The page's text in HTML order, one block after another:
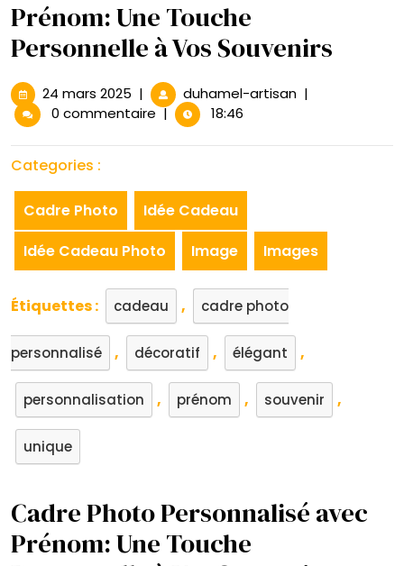
Prénom: Une Touche
Personnelle à Vos Souvenirs
24 mars 2025 24
mars
| duhamel-artisanCadre
avec
Personnelle
à
Vos
|
0 commentaire | 18:46
Categories :
Cadre Photo
Idée Cadeau
Idée Cadeau Photo
Image Images
Étiquettes : cadeau , cadre photo
personnalisé , décoratif , élégant ,
personnalisation , prénom , souvenir ,
unique
Cadre Photo Personnalisé avec
Prénom: Une Touche